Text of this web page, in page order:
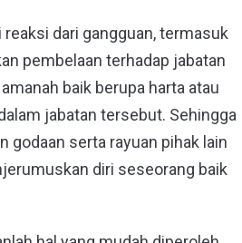
dari gangguan, termasuk
pembelaan terhadap jabatan
baik berupa harta atau
jabatan tersebut. Sehingga
godaan serta rayuan pihak lain
diri seseorang baik